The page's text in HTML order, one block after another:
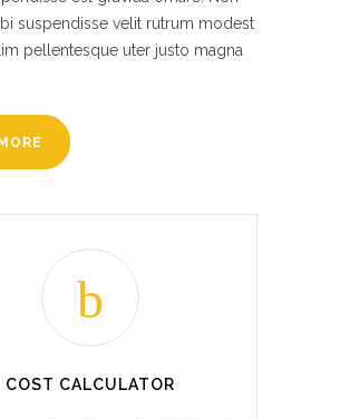
suspendisse velit rutrum modest
pellentesque uter justo magna
COST CALCULATOR